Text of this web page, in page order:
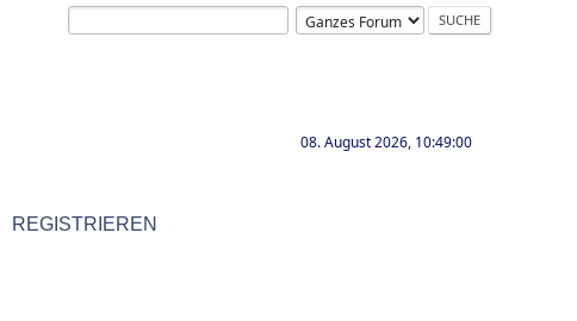
08. August 2026, 10:49:00
REGISTRIEREN